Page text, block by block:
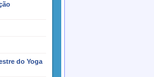
do Yoga